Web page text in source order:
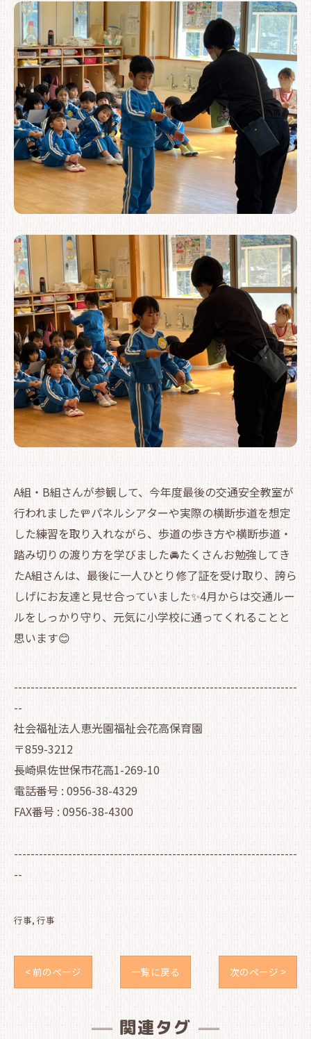
A組・B組さんが参観して、今年度最後の交通安全教室が
行われました🚥パネルシアターや実際の横断歩道を想定
した練習を取り入れながら、歩道の歩き方や横断歩道・
踏み切りの渡り方を学びました🚘たくさんお勉強してき
たA組さんは、最後に一人ひとり修了証を受け取り、誇ら
しげにお友達と見せ合っていました✨4月からは交通ルー
ルをしっかり守り、元気に小学校に通ってくれることと
思います😊
--------------------------------------------------------------------
--
社会福祉法人恵光園福祉会花高保育園
〒859-3212
長崎県佐世保市花高1-269-10
電話番号 : 0956-38-4329
FAX番号 : 0956-38-4300
--------------------------------------------------------------------
--
行事 行事
< 前のページ 一覧に戻る 次のページ >
関連タグ